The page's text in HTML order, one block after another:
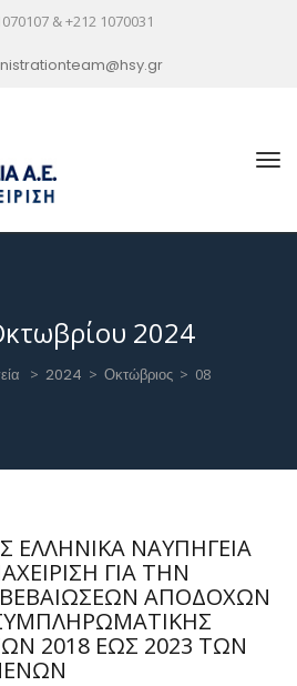
& +212 1070031
2024
> 2024 > Οκτώβριος > 08
ΕΛΛΗΝΙΚΑ ΝΑΥΠΗΓΕΙΑ
ΓΙΑ ΤΗΝ
ΑΠΟΔΟΧΩΝ
2018 ΕΩΣ 2023 ΤΩΝ